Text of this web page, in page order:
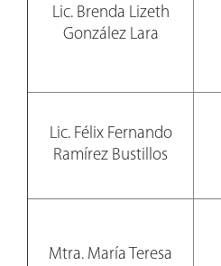
Lic. Brenda Lizeth
González Lara
Lic. Félix Fernando
Ramírez Bustillos
Mtra. María Teresa